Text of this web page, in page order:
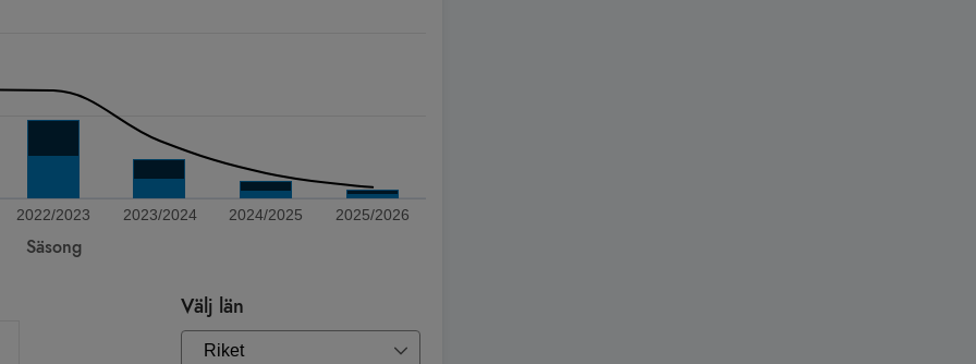
Säsong
2022/2023 2023/2024 2024/2025 2025/2026
Välj län